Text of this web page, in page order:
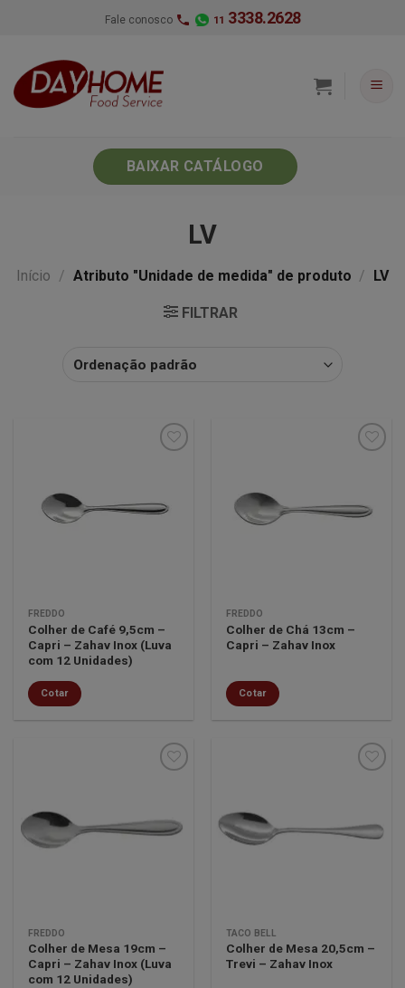
Fale conosco 11 3338.2628
BAIXAR CATÁLOGO
LV
Início / Atributo "Unidade de medida" de produto / LV
FILTRAR
lista de
FREDDO
Colher de Café 9,5cm –
Capri – Zahav Inox (Luva
com 12 Unidades)
Cotar
lista de
FREDDO
Colher de Chá 13cm –
Capri – Zahav Inox
Cotar
Minha
lista de
FREDDO
Colher de Mesa 19cm –
Capri – Zahav Inox (Luva
com 12 Unidades)
lista de
TACO BELL
Colher de Mesa 20,5cm –
Trevi – Zahav Inox